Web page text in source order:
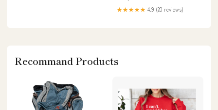
★★★★★ 4.9 (20 reviews)
Recommand Products